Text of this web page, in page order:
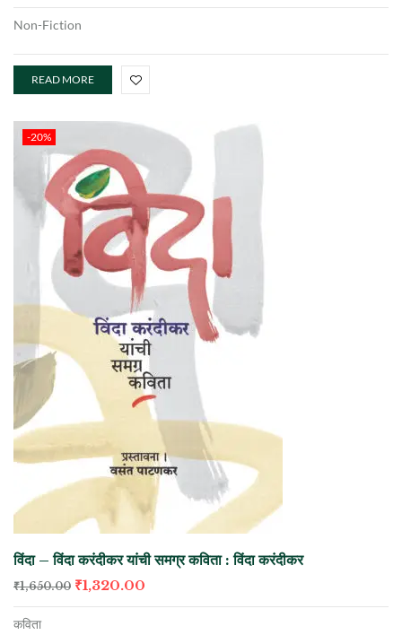
Non-Fiction
READ MORE
-20%
विंदा – विंदा करंदीकर यांची समग्र कविता : विंदा करंदीकर
₹1,650.00 ₹1,320.00
कविता